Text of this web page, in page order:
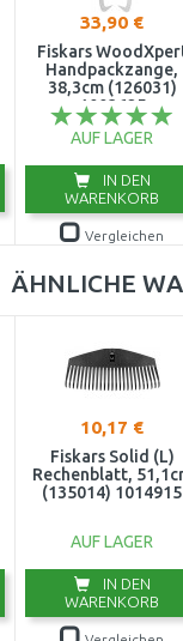
33,90 €
Fiskars
Handpackzange,
38,3cm (126031)
1003625
AUF LAGER
IN DEN
WARENKORB
Vergleichen
ÄHNLICHE
10,17 €
Fiskars Solid (L)
Rechenblatt,
(135014) 1014915
AUF LAGER
IN DEN
WARENKORB